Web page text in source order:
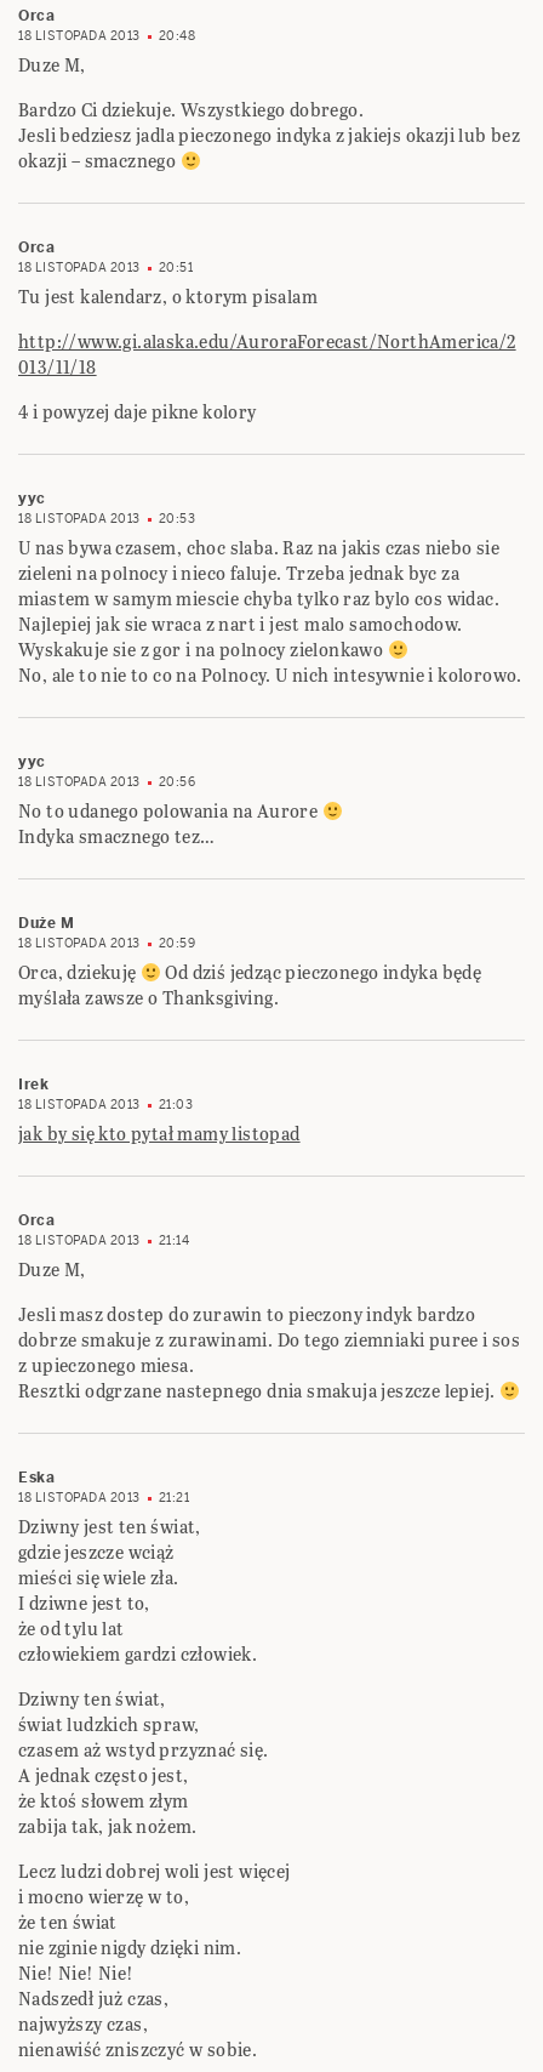
Orca
18 LISTOPADA 2013 20:48
Duze M,
Bardzo Ci dziekuje. Wszystkiego dobrego.
Jesli bedziesz jadla pieczonego indyka z jakiejs okazji lub bez
okazji – smacznego
Orca
18 LISTOPADA 2013 20:51
Tu jest kalendarz, o ktorym pisalam
http://www.gi.alaska.edu/AuroraForecast/NorthAmerica/2
013/11/18
4 i powyzej daje pikne kolory
yyc
18 LISTOPADA 2013 20:53
U nas bywa czasem, choc slaba. Raz na jakis czas niebo sie
zieleni na polnocy i nieco faluje. Trzeba jednak byc za
miastem w samym miescie chyba tylko raz bylo cos widac.
Najlepiej jak sie wraca z nart i jest malo samochodow.
Wyskakuje sie z gor i na polnocy zielonkawo
No, ale to nie to co na Polnocy. U nich intesywnie i kolorowo.
yyc
18 LISTOPADA 2013 20:56
No to udanego polowania na Aurore
Indyka smacznego tez…
Duże M
18 LISTOPADA 2013 20:59
Orca, dziekuję
Od dziś jedząc pieczonego indyka będę
myślała zawsze o Thanksgiving.
Irek
18 LISTOPADA 2013 21:03
jak by się kto pytał mamy listopad
Orca
18 LISTOPADA 2013 21:14
Duze M,
Jesli masz dostep do zurawin to pieczony indyk bardzo
dobrze smakuje z zurawinami. Do tego ziemniaki puree i sos
z upieczonego miesa.
Resztki odgrzane nastepnego dnia smakuja jeszcze lepiej.
Eska
18 LISTOPADA 2013 21:21
Dziwny jest ten świat,
gdzie jeszcze wciąż
mieści się wiele zła.
I dziwne jest to,
że od tylu lat
człowiekiem gardzi człowiek.
Dziwny ten świat,
świat ludzkich spraw,
czasem aż wstyd przyznać się.
A jednak często jest,
że ktoś słowem złym
zabija tak, jak nożem.
Lecz ludzi dobrej woli jest więcej
i mocno wierzę w to,
że ten świat
nie zginie nigdy dzięki nim.
Nie! Nie! Nie!
Nadszedł już czas,
najwyższy czas,
nienawiść zniszczyć w sobie.